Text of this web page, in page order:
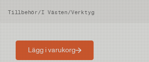
Tillbehör/I Västen/Verktyg
Pris
Artikelnummer
Lägg i varukorg